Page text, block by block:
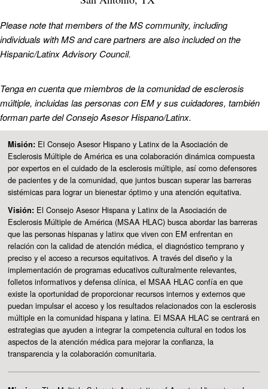
Please note that members of the MS community, including
individuals with MS and care partners are also included on the
Hispanic/Latinx Advisory Council.
Tenga en cuenta que miembros de la comunidad de esclerosis
múltiple, incluidas las personas con EM y sus cuidadores, también
forman parte del Consejo Asesor Hispano/Latinx.
Misión: El Consejo Asesor Hispano y Latinx de la Asociación de
Esclerosis Múltiple de América es una colaboración dinámica compuesta
por expertos en el cuidado de la esclerosis múltiple, así como defensores
de pacientes y de la comunidad, que juntos buscan superar las barreras
sistémicas para lograr un bienestar óptimo y una atención equitativa.
Visión: El Consejo Asesor Hispana y Latinx de la Asociación de
Esclerosis Múltiple de América (MSAA HLAC) busca abordar las barreras
que las personas hispanas y latinx que viven con EM enfrentan en
relación con la calidad de atención médica, el diagnóstico temprano y
preciso y el acceso a recursos equitativos. A través del diseño y la
implementación de programas educativos culturalmente relevantes,
folletos informativos y defensa clínica, el MSAA HLAC confía en que
existe la oportunidad de proporcionar recursos internos y externos que
puedan impulsar el acceso y los resultados relacionados con la esclerosis
múltiple en la comunidad hispana y latina. El MSAA HLAC se centrará en
estrategias que ayuden a integrar la competencia cultural en todos los
aspectos de la atención médica para mejorar la confianza, la
transparencia y la colaboración comunitaria.